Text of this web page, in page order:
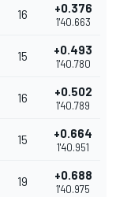
16 +0.376
1'40.663
15 +0.493
1'40.780
16 +0.502
1'40.789
15 +0.664
1'40.951
19 +0.688
1'40.975